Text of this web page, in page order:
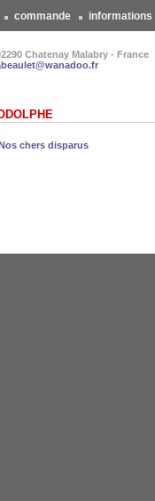
commande informations
Chatenay Malabry - France
chers disparus